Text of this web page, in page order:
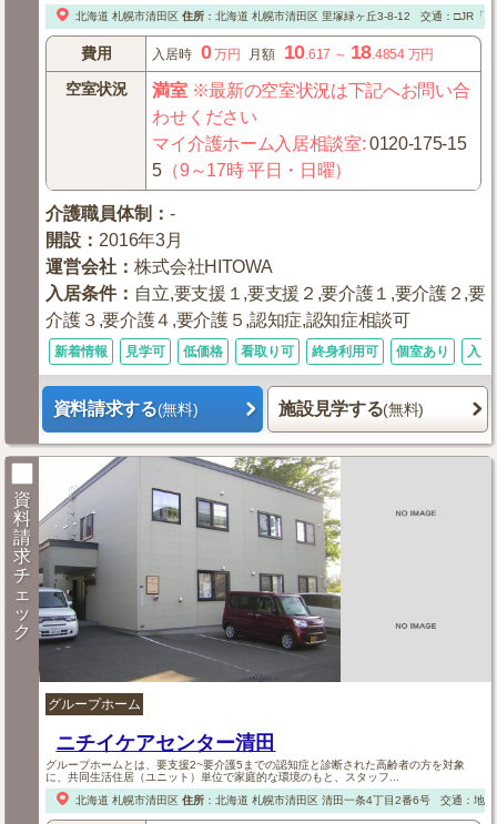
北海道 札幌市清田区 住所： 北海道 札幌市清田区里塚緑ヶ丘3-8-12 交通：□JR「
費用 入居時 0万円 月額 10 .617 ～ 18 .4854 万円
空室状況 満室※最新の空室状況は下記へお問い合
わせください
マイ介護ホーム入居相談室:0120-175-15
5 （9～17時 平日・日曜）
介護職員体制 ：-
開設 ： 2016年3月
運営会社 ：株式会社HITOWA
入居条件： 自立,要支援１,要支援２,要介護１,要介護２,要
介護３,要介護４,要介護５,認知症,認知症相談可
新着情報 見学可 低価格 看取り可 終身利用可 個室あり 入
資料請求する(無料) 施設見学する(無料)
資
料
請
求
チ
ェ
ッ
ク
グループホーム
ニチイケアセンター清田
グループホームとは、要支援2~要介護5までの認知症と診断された高齢者の方を対象
に、共同生活住居（ユニット）単位で家庭的な環境のもと、スタッフ...
北海道 札幌市清田区 住所： 北海道 札幌市清田区清田一条4丁目2番6号 交通：地